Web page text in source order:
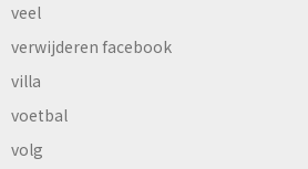
veel
verwijderen facebook
villa
voetbal
volg